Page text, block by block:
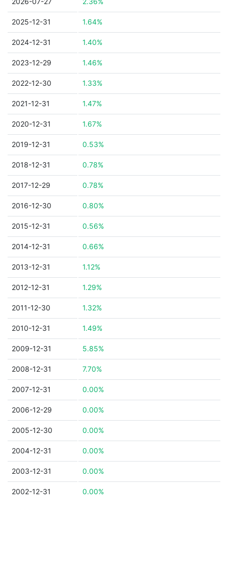
2025-12-31 1.64%
2024-12-31 1.40%
2023-12-29 1.46%
2022-12-30 1.33%
2021-12-31 1.47%
2020-12-31 1.67%
2019-12-31 0.53%
2018-12-31 0.78%
2017-12-29 0.78%
2016-12-30 0.80%
2015-12-31 0.56%
2014-12-31 0.66%
2013-12-31 1.12%
2012-12-31 1.29%
2011-12-30 1.32%
2010-12-31 1.49%
2009-12-31 5.85%
2008-12-31 7.70%
2007-12-31 0.00%
2006-12-29 0.00%
2005-12-30 0.00%
2004-12-31 0.00%
2003-12-31 0.00%
2002-12-31 0.00%